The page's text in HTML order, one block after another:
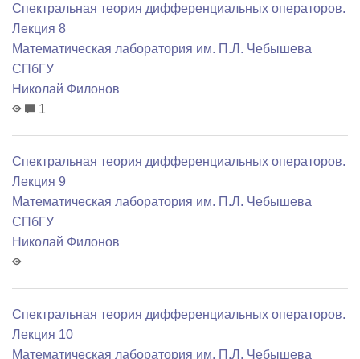
Спектральная теория дифференциальных операторов.
Лекция 8
Математичеcкая лаборатория им. П.Л. Чебышева
СПбГУ
Николай Филонов
1
Спектральная теория дифференциальных операторов.
Лекция 9
Математичеcкая лаборатория им. П.Л. Чебышева
СПбГУ
Николай Филонов
Спектральная теория дифференциальных операторов.
Лекция 10
Математичеcкая лаборатория им. П.Л. Чебышева